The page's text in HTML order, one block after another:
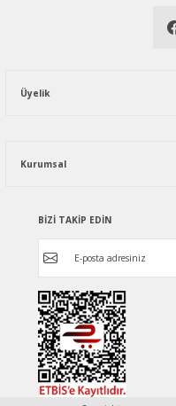
Üyelik
Kurumsal
BİZİ TAKİP EDİN